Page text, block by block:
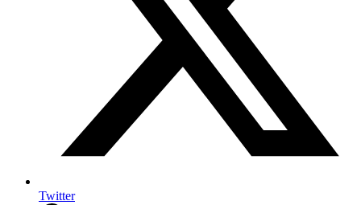
Twitter